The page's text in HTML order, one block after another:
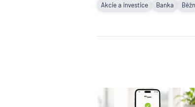
Akcie a investice Banka